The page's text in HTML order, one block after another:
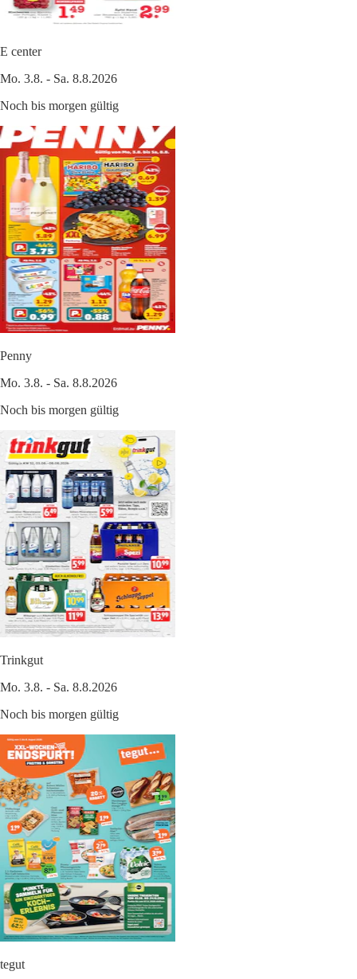
E center
Mo. 3.8. - Sa. 8.8.2026
Noch bis morgen gültig
Penny
Mo. 3.8. - Sa. 8.8.2026
Noch bis morgen gültig
Trinkgut
Mo. 3.8. - Sa. 8.8.2026
Noch bis morgen gültig
tegut